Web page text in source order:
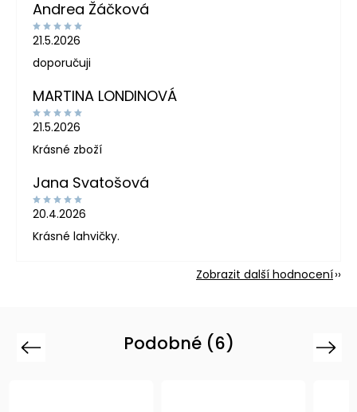
Andrea Žáčková
21.5.2026
doporučuji
MARTINA LONDINOVÁ
21.5.2026
Krásné zboží
Jana Svatošová
20.4.2026
Krásné lahvičky.
Zobrazit další hodnocení
Podobné (6)
Previous Next